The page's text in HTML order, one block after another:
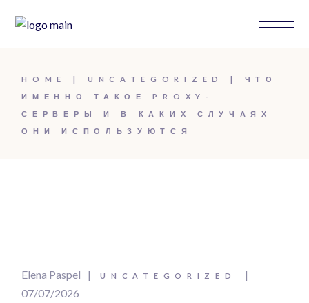
HOME UNCATEGORIZED
ЧТО
ИМЕННО ТАКОЕ PROXY-
СЕРВЕРЫ И В КАКИХ СЛУЧАЯХ
ОНИ ИСПОЛЬЗУЮТСЯ
Elena Paspel UNCATEGORIZED
07/07/2026